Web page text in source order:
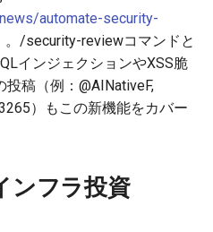
2026-04-08
2026-04-07
2026-04-05
2025-09-23
2025-09-22
2025-09-20
2026-04-05
2026-04-04
2026-04-02
2025-09-23
2025-09-22
2025-09-21-week
2026-04-04
2026-04-03
2026-04-01
2025-09-23
2025-09-22
2025-09-20
automate-security-
。/security-reviewコマンドと
インジェクションやXSS脆
稿（例：@AINativeF,
）もこの新機能をカバー
ンフラ投資